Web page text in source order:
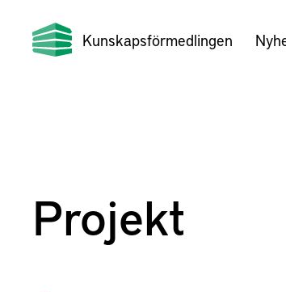
Kunskapsförmedlingen
Projekt